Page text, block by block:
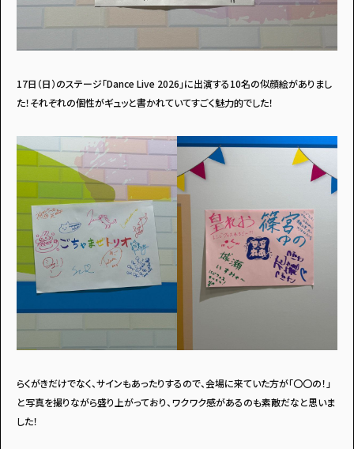
17日（日）のステージ「Dance Live 2026」に出演する10名の似顔絵がありまし
た！それぞれの個性がギュッと書かれていてすごく魅力的でした！
らくがきだけでなく、サインもあったりするので、会場に来ていた方が「〇〇の！」
と写真を撮りながら盛り上がっており、ワクワク感があるのも素敵だなと思いま
した！